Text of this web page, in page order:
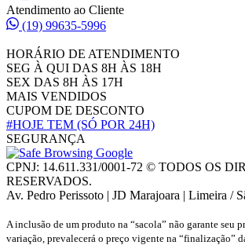
Atendimento ao Cliente
(19) 99635-5996
HORÁRIO DE ATENDIMENTO
SEG À QUI DAS 8H ÀS 18H
SEX DAS 8H ÀS 17H
MAIS VENDIDOS
CUPOM DE DESCONTO
#HOJE TEM (SÓ POR 24H)
SEGURANÇA
CPNJ: 14.611.331/0001-72 © TODOS OS
RESERVADOS.
Av. Pedro Perissoto | JD Marajoara | Limeira /
A inclusão de um produto na “sacola” não garante seu
variação, prevalecerá o preço vigente na “finalização”